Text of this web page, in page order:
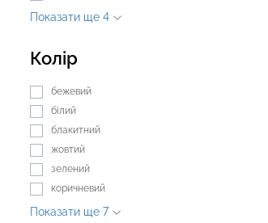
Показати ще 4
Колір
бежевий
білий
блакитний
жовтий
зелений
коричневий
Показати ще 7корекцією BRA SHAPEWEAR